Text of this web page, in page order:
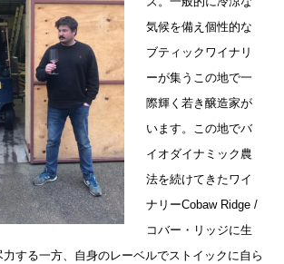
気候を備え個性的な
ブティックワイナリ
ーが集うこの地で一
際輝く若き醸造家が
います。この地でバ
イオダイナミック農
法を続けてきたワイ
ナリーCobaw Ridge /
コバー・リッジに生
する一方、自身のレーベルでストイックに自ら